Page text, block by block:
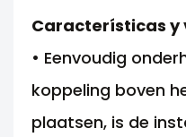
Características y
• Eenvoudig
koppeling boven
plaatsen, is de